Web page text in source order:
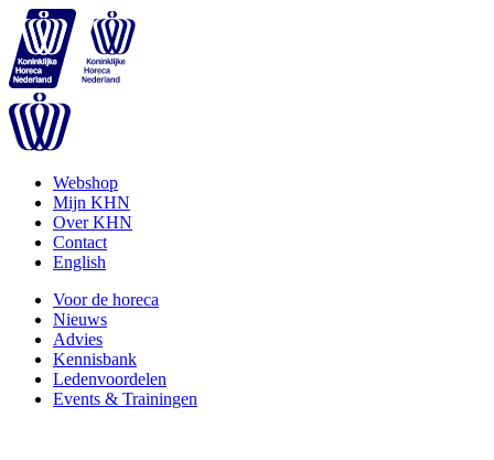
Webshop
Mijn KHN
Over KHN
Contact
English
Voor de horeca
Nieuws
Advies
Kennisbank
Ledenvoordelen
Events & Trainingen